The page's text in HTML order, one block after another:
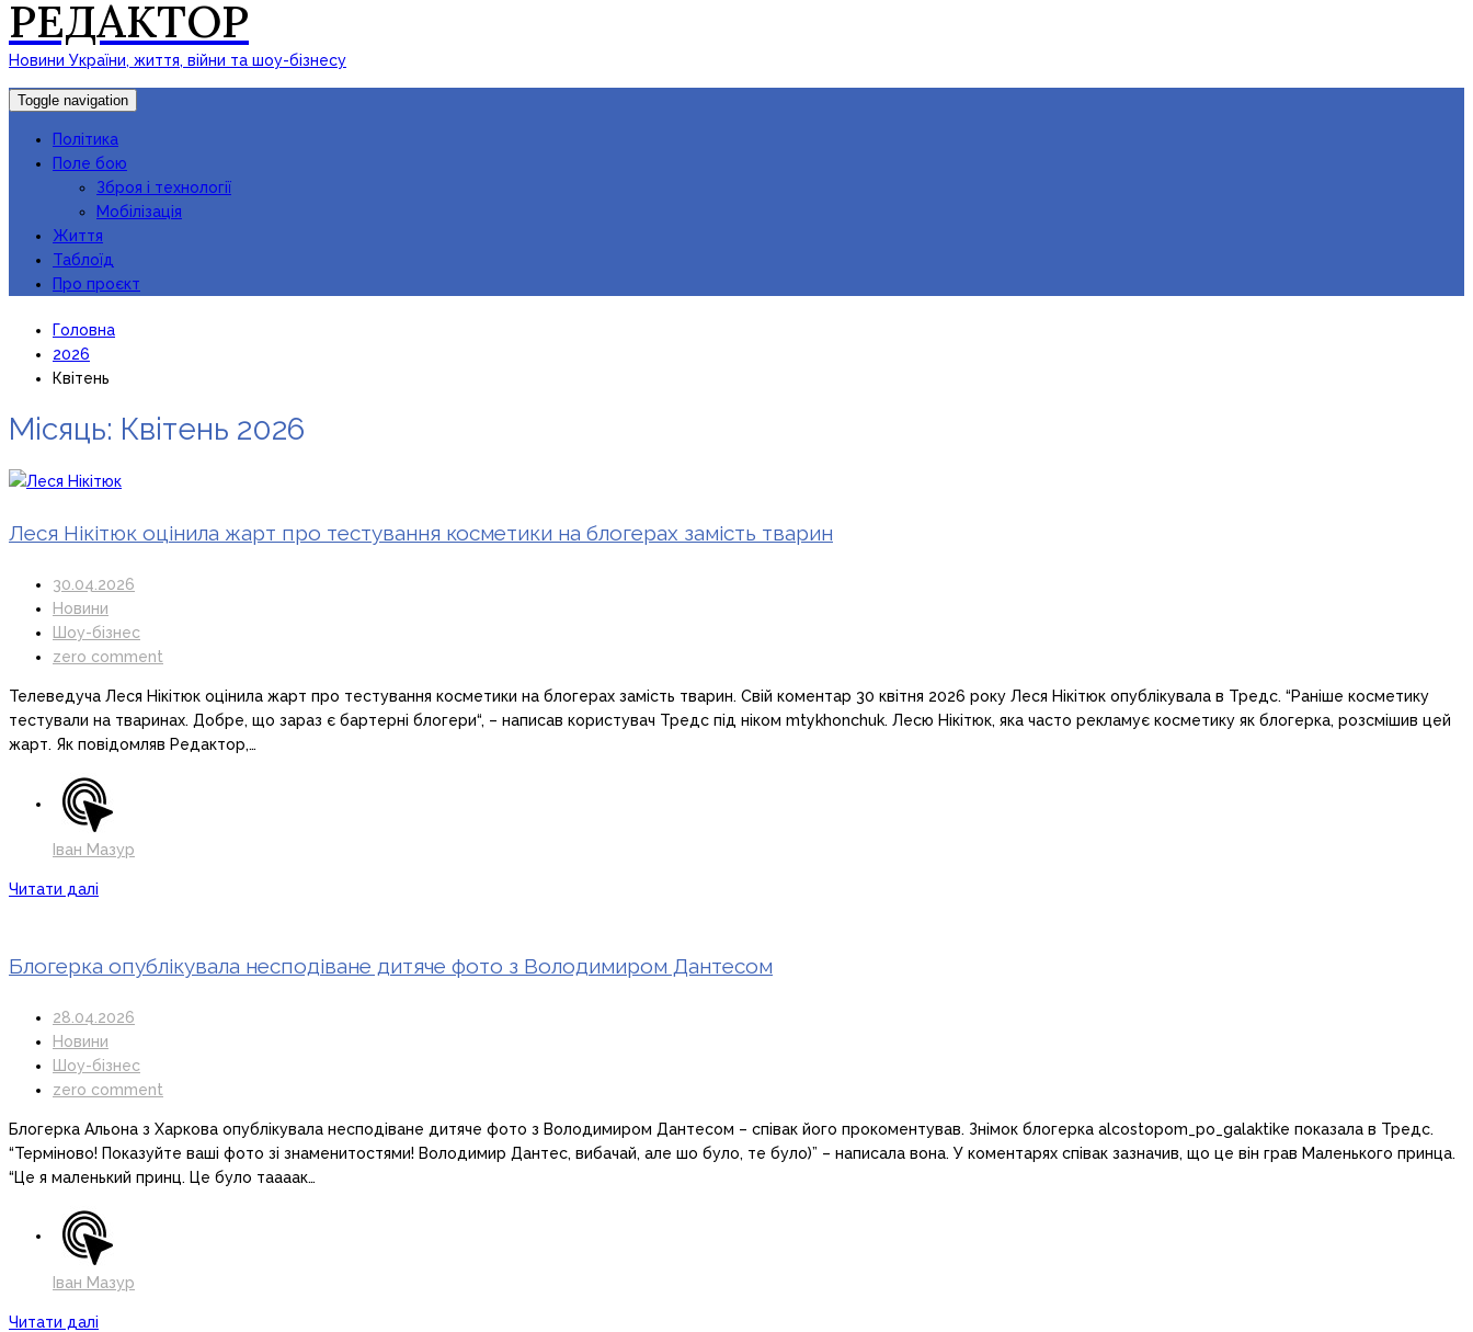
РЕДАКТОР
Новини України, життя, війни та шоу-бізнесу
Toggle navigation
Політика
Поле бою
Зброя і технології
Мобілізація
Життя
Таблоїд
Про проєкт
Головна
2026
Квітень
Місяць: Квітень 2026
Леся Нікітюк оцінила жарт про тестування косметики на блогерах замість тварин
30.04.2026
Новини
Шоу-бізнес
zero comment
Телеведуча Леся Нікітюк оцінила жарт про тестування косметики на блогерах замість тварин. Свій коментар 30 квітня 2026 року Леся Нікітюк опублікувала в Тредс. “Раніше косметику
тестували на тваринах. Добре, що зараз є бартерні блогери“, – написав користувач Тредс під ніком mtykhonchuk. Лесю Нікітюк, яка часто рекламує косметику як блогерка, розсмішив цей
жарт. Як повідомляв Редактор,…
Іван Мазур
Читати далі
Блогерка опублікувала несподіване дитяче фото з Володимиром Дантесом
28.04.2026
Новини
Шоу-бізнес
zero comment
Блогерка Альона з Харкова опублікувала несподіване дитяче фото з Володимиром Дантесом – співак його прокоментував. Знімок блогерка alcostopom_po_galaktike показала в Тредс.
“Терміново! Показуйте ваші фото зі знаменитостями! Володимир Дантес, вибачай, але шо було, те було)” – написала вона. У коментарях співак зазначив, що це він грав Маленького принца.
“Це я маленький принц. Це було таааак…
Іван Мазур
Читати далі